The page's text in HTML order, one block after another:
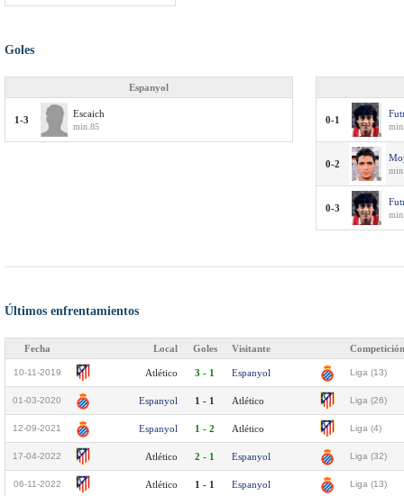
Goles
Espanyol
1-3
Escaich
min.85
0-1
0-2
0-3
Últimos enfrentamientos
Fecha Local Goles Visitante Competición
10-11-2019 Atlético 3 - 1 Espanyol Liga (13)
01-03-2020 Espanyol 1 - 1 Atlético Liga (26)
12-09-2021 Espanyol 1 - 2 Atlético Liga (4)
17-04-2022 Atlético 2 - 1 Espanyol Liga (32)
06-11-2022 Atlético 1 - 1 Espanyol Liga (13)